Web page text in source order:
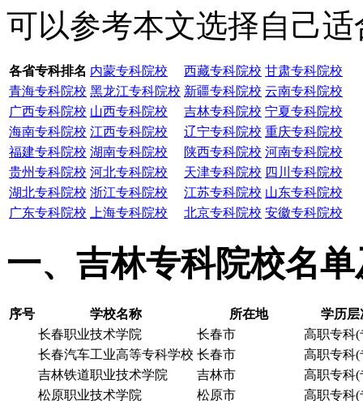
可以参考本文选择自己
各省专科排名 内蒙专科院校 西藏专科院校 甘肃专科院校
青海专科院校 黑龙江专科院校 新疆专科院校 云南专科院校
广西专科院校 山西专科院校 吉林专科院校 宁夏专科院校
海南专科院校 江西专科院校 辽宁专科院校 重庆专科院校
福建专科院校 湖南专科院校 陕西专科院校 河南专科院校
贵州专科院校 河北专科院校 天津专科院校 四川专科院校
湖北专科院校 浙江专科院校 江苏专科院校 山东专科院校
广东专科院校
上海专科院校 北京专科院校 安徽专科院校
一、吉林专科院校名
序号 学校名称 所在地
学历层
长春职业技术学院
长春市
高职专科(
长春汽车工业高等专科学校 长春市
高职专科(
吉林铁道职业技术学院
吉林市
高职专科(
松原职业技术学院
松原市
高职专科(